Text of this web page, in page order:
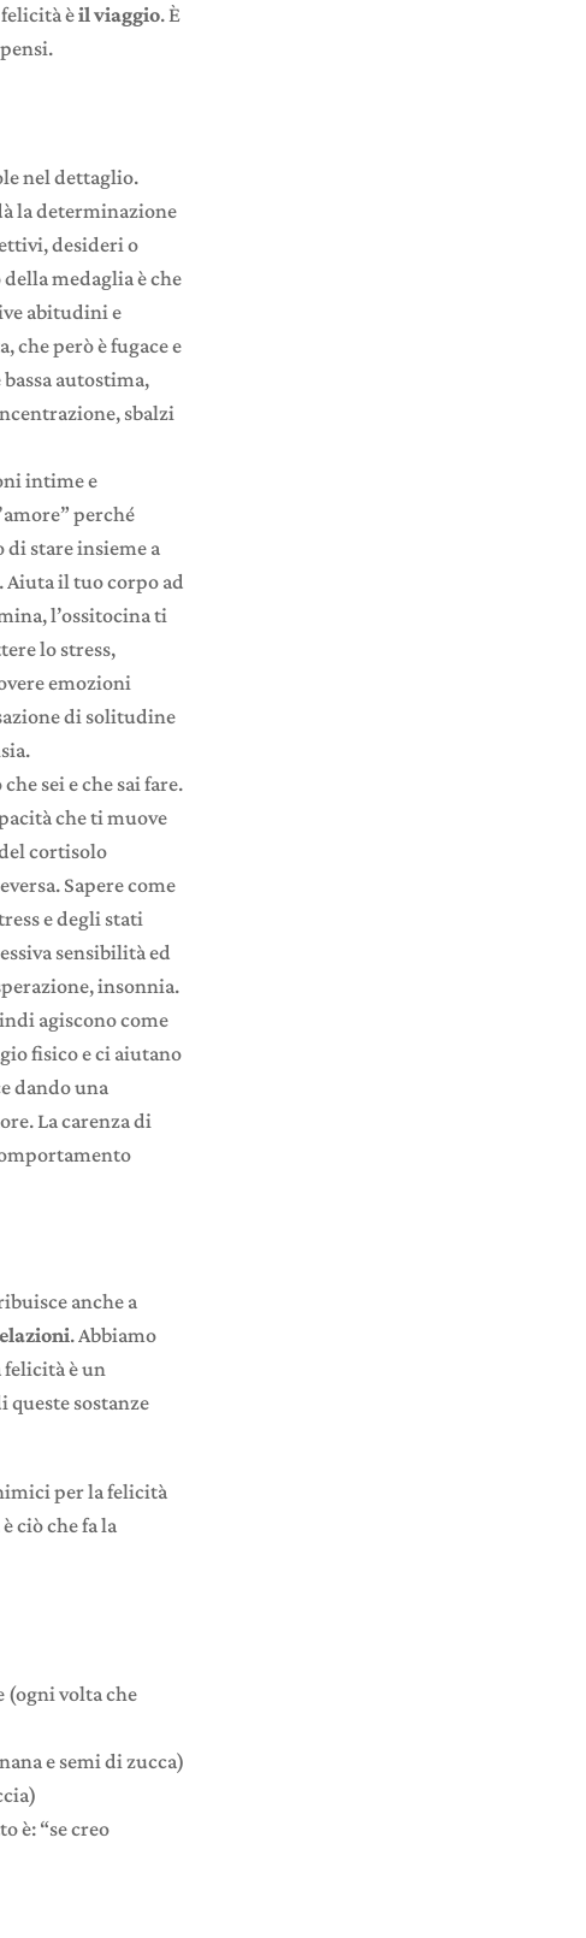
èil viaggio. È
nel dettaglio.
la determinazione
desideri o
medaglia è che
abitudini e
che però è fugace e
autostima,
sbalzi
intime e
perché
stare insieme a
Aiuta il tuo corpo ad
l’ossitocina ti
lo stress,
emozioni
di solitudine
sei e che sai fare.
che ti muove
cortisolo
Sapere come
e degli stati
sensibilità ed
insonnia.
agiscono come
fisico e ci aiutano
dando una
La carenza di
anche a
. Abbiamo
felicità è un
queste sostanze
per la felicità
è ciò che fa la
(ogni volta che
e semi di zucca)
è: “se creo